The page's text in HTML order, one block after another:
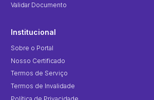
Validar Documento
Institucional
Sobre o Portal
Nosso Certificado
Termos de Serviço
Termos de Invalidade